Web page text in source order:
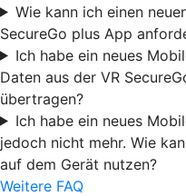
Wie kann ich einen
SecureGo plus App
Ich habe ein neues
Daten aus der VR
übertragen?
Ich habe ein neues
jedoch nicht mehr. Wie
auf dem Gerät nutzen?
Weitere FAQ